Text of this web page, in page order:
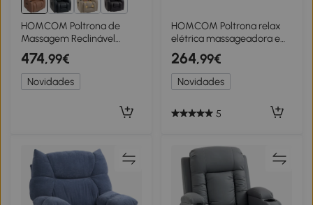
1+
HOMCOM Poltrona de
Massagem Reclinável
Manual 150° Aquecida
Controle Remoto Porta-
copos Pele PU Castanho
Claro
474,99€
Novidades
HOMCOM Poltrona relax
elétrica massageadora e
aquecida, poltrona
reclinável em veludo
cotelê, motor ultra-
silencioso, marrom
264,99€
Novidades
5